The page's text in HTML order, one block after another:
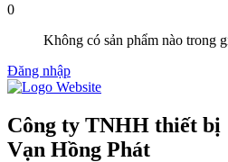
0
Không có sản phẩm nào trong
Đăng nhập
Công ty TNHH thiết bị
Vạn Hồng Phát